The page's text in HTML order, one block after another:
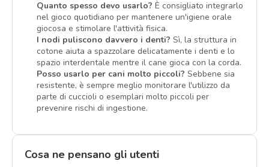
Quanto spesso devo usarlo? È consigliato integrarlo
nel gioco quotidiano per mantenere un'igiene orale
giocosa e stimolare l'attività fisica.
I nodi puliscono davvero i denti? Sì, la struttura in
cotone aiuta a spazzolare delicatamente i denti e lo
spazio interdentale mentre il cane gioca con la corda.
Posso usarlo per cani molto piccoli? Sebbene sia
resistente, è sempre meglio monitorare l'utilizzo da
parte di cuccioli o esemplari molto piccoli per
prevenire rischi di ingestione.
Cosa ne pensano gli utenti